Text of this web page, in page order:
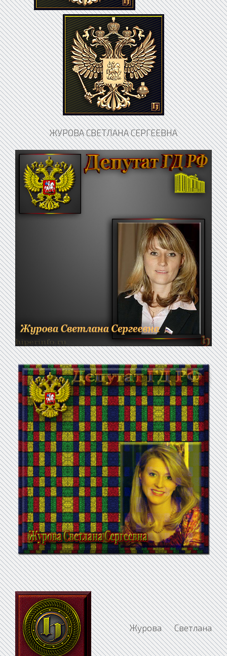
ЖУРОВА СВЕТЛАНА СЕРГЕЕВНА
Журова Светлана Сергеевна Депутат Государственной Думы избран в составе федерального списка кандидатов, выдвинутого Всероссийской политической партией «ЕДИНАЯ РОССИЯ» Дата начала полномочий: 13 марта 2013 года (шестой созыв) Член фракции «ЕДИНАЯ РОССИЯ» Первый заместитель председателя комитета ГД по международным делам Дата рождения: 7 января 1972 года Связь с избирателями в регионах РФ Ленинградская область Образование Российская государственная академия физической культуры (1999) Российская академия государственной службы при Президенте Российской Федерации (2010) Журова Светлана Сергеевна заместитель председателя Государственной думы РФ, депутат Государственной думы пятого созыва, заместитель секретаря президиума генсовета "Единой России" по вопросам взаимодействия с общественными объединениями и работе с молодежью. Родилась 7 января 1972 года в поселке Павлове-на-Неве Ленинградской области. Образование: В 1979 году поступила в среднюю школу г. Кировска Ленинградской области. В 1986 году обучение в Училище олимпийского резерва №2 в Санкт-Петербурге. В 1999 году окончила Российскую Государственную Академию физической культуры. Присуждена степень магистра физической культуры. В 2010 году окончила Академию государственной службы при Президенте Российской Федерации, специализация – «государственное регулирование рыночной экономики». Профессиональная деятельность: C 1988 по 2006 год входила в состав сборной команды России и СССР по скоростному бегу на коньках. Тренер – В.Филиппов. В 1991 году участвуя в первом чемпионате мира по спринтерскому многоборью, заняла 12м на дистанции 500м и по сумме многоборья была 19-я. С 1994 по 1995 год она впервые из российских конькобежцев сумела стать третьей в общем зачете Кубка мира. C 1995 по 2007 год проходила службу в Главном Управлении Федеральной службы исполнения наказаний по Санкт-Петербургу и Ленинградской области. Инструктор отделения профессиональной подготовки. Подполковник внутренней службы (2006 г.). Служба в уголовно-исполнительной системе приостановлена на период осуществления депутатских полномочий. В 1996 году присвоено звание заслуженного мастера спорта. В 2005 году выиграла этап Кубка мира. В 2006 году на Олимпиаде в Турине выиграла золотую медаль в спринтерском забеге на 500 метров. В 2006 году была назначена директором по связям со спортсменами Заявочного комитета "Сочи-2014". С 2006 по 2007 год – директор по работе со спортсменами и олимпийскими послами Заявочного комитета «Сочи-2014», непосредственная участница презентаций Заявки «Сочи 2014», в том числе, в финальной презентации в Гватемале. В 2007 году присвоено звание подполковника внутренней службы. В марте 2007 года - депутат Законодательного Собрания Ленинградской области от партии «Единая Россия», возглавляет постоянную комиссию ЗАКСа по культуре, спорту, физической культуре и молодежной политики. В 2007 году избрана депутатом Государственной Думы Российской Федерации 5 созыва. в составе федерального списка кандидатов, выдвинутого партией «Единая Россия». В декабре 2007 года заместитель председателя Государственной Думы пятого созыва от партии «Единая Россия». Магистр физической культуры. Заслуженный мастер спорта. Многократная чемпионка России (1997, 2000, 2002, 2004, 2005) в спринтерском многоборье. Чемпионка мира на дистанции 500 м. Член Совета при Президенте Российской Федерации по развитию физической культуры и спорта, спорта высших достижений, подготовке и проведению XXII Олимпийских зимних игр и XI Паралимпийских зимних игр 2014 года в г.Сочи. Член Организационного комитета по подготовке и участию российских спортсменов в XXI Олимпийских зимних играх и X и Паралимпийских зимних играх 2010 г. в г. Ванкувере. Член Организационного комитета по подготовке и проведению XXVII Всемирной летней Универсиады 2013 года в г.Казани. Член Организационного комитета «Россия – спортивная держава». Председатель Попечительского совета Фонда поддержки детских программ «Динамо». Награды: Награждена Орденом Почета (2010 г.). Имеет благодарность Президента Российской Федерации за активное участие в работе по обеспечению победы заявки города Сочи на право проведения XXII зимних Олимпийских и XI Паралимпийских игр в 2014 году (2007 г.), а также благодарность Президента Российской Федерации за активное участие в избирательной кампании по выборам Президента Российской Федерации (2008 г.). почетный знак «За заслуги в спорте» I степени ВФСО «Динамо», почетный знак «За честность и неподкупность» Медаль «За службу» III степени Федеральной службы исполнения наказаний. Замужем за теннисистом и тренером Артемием Черненко. Имеет двух сыновей Ярослава и Ивана (2009 г.р.) Данные о доходах (данные ЦИКа за 2007 год) Наименование организации - источника выплаты дохода, общий доход (руб.) ФГУ УК ГУФСИН России по СПб и ЛО 153297,0 Жилые дома (кв.м) Ленинградская область 198,8 Квартиры (кв.м) г. Санкт-Петербург 62 Транспортные средства (вид, марка, модель, год выпуска) автомобиль легковой ГАЗ 33021 (2002 г.) автомобиль легковой Мерседес Бенц Е 200 Компрессор (2005 г.) автомобиль легковой Лексус РХ 350 (2006 г.) Денежные средства, находящиеся на счетах в банках и иных коммерческих организациях (наименование организации, остаток счета (руб.) Банк Санкт-Петербург 826980,4 АКБ РОСБАНК 1622850,75 Сбербанк 1593282,11 Сведения о доходах, об имуществе и обязательствах имущественного характера: за период с 01 января 2009 г. по 31 декабря 2009 г. Общая сумма декларированного годового дохода за 2009 г.(руб.) 2138595,68 земельный участок под индивидуальное жилищное строительство 1269,00 Россия жилой дом 198,80 Россия квартира 57,93 Россия квартира (наём на срок полномочий депутата ГД) 172,50 Россия автомобили легковые: Lexus RX350, Mercedes автомобили грузовые: Газель супруг квартира (общая долевая собственность, 1/4) 43,60 Россия квартира (безвозмездное пользование на срок полномочий депутата ГД) 172,50 Россия ребенок квартира (безвозмездное пользование на срок полномочий депутата ГД) 172,50 Россия ребенок квартира (безвозмездное пользование на срок полномочий депутата ГД) 172,50 Россия Источник - официальный сайт Государственной Думы. Контакты: Телефон в Госдуме: (495) 692-27-35 Факс в Госдуме: (495) 692-86-47 Кабинет: 08-01 Помощники в Государственной Думе: Березуцкая Ольга Николаевна Мельникова Наталья Владимировна Светлана Сергеевна Журова (род. 7 января 1972, Павлово, Кировский район, Ленинградская область) — советская и российская конькобежка, заслуженный мастер спорта России (1996), депутат Государственной Думы Федерального Собрания Российской Федерации 6 созыва (с 13 марта 2013 года), член Совета Федерации Федерального Собрания Российской Федерации — представитель в Совете Федерации от Правительства Кировской области (2012—2013). Член Высшего совета партии «Единая Россия». Пятикратная чемпионка России по спринтерскому многоборью (1997, 2000, 2002, 2004, 2005). Чемпионка мира по спринтерскому многоборью (2006) и на дистанции 500 м (1996). Олимпийская чемпионка 2006 года на дистанции 500 метров (одна из трёх олимпийских чемпионов по конькобежному спорту в истории России наряду со Светланой Бажановой и Александром Голубевым). Член спортивного общества «Динамо». Биография Родилась 7 января 1972 года в посёлке Павлово-на-Неве Ленинградской области. В 1979 году поступила учиться в школу Кировска. В Кировске выбор по спортивным секциям был невелик: конькобежный спорт или художественная гимнастика. Попробовав себя на гимнастическом помосте, Светлана, увлекавшаяся фигурным катанием, пошла заниматься тем, что интереснее — бегом на коньках (за неимением секции фигурного катания). В 1986 году продолжила обучение в Ленинградском училище олимпийского резерва № 2, где активно занималась конькобежным спортом. C 1988 по 2006 гг. входила в состав сборной команды России и СССР по скоростному бегу на коньках. В 1988 году начала работать инструктором по спорту (Госкомспорт СССР). В 1995 году работала в должности младшего инспектора отдела режима и охраны в следственном изоляторе № 4 (СИЗО 47/4 «Лебедевка») Главного управления Федеральной службы исполнения наказаний по Санкт-Петербургу и Ленинградской области. Впоследствии переведена в Управление по Конвоированию, имеет звание подполковника внутренней службы. Спортивная карьера Первая детская победа в 1984 году на первенстве Ленинграда среди девочек младшего возраста. Участвуя в первом чемпионате мира по спринтерскому многоборью в 1991 году, Журова заняла 12-е место на дистанции 500 м и по сумме многоборья была 19-й. На зимних Олимпийских играх 1994 года в Лиллехамере Светлана заняла 7-е место на 500 м и 24-е место на 1000 м. В сезоне 1994/1995 она первой из российских конькобежцев сумела стать третьей в общем зачёте Кубка мира. 1995—1996 гг. Золото на чемпионате мира по отдельным дистанциям 500 м. Золото на спринтерском чемпионате мира на дистанции 500 м. Обладательница Кубка мира в общем зачете на 500 м и победительница 10 этапов Кубка мира 1996—1997 гг. Серебро на спринтерском чемпионате мира на дистанции 500 м. 1997—1998 гг. Серебро на чемпионате мира по отдельным дистанциям 500 м в Калгари. Олимпиада в Нагано — 9 место на 500 м и 12 место на 1000 м. 1998—1999 гг. Серебро на спринтерском чемпионате мира на дистанции 500 м. Серебро на чемпионате мира по отдельным дистанциям 500 м в Херенвейне. Победительница и призер этапов Кубка мира. 1999—2000 гг. Серебро-Бронза на спринтерском чемпионате мира на дистанции 500 м. Серебро на спринтерском чемпионате мира на дистанции 500 м в Нагано. Призер этапов Кубка мира и в общем зачете. 2000—2001 гг. Бронза на чемпионате мира по отдельным дистанциям 500 м в Солт-Лэйк-Сити. Призер кубков мира. 2001—2002 гг. Олимпиада в Солт-Лейк-Сити 500 м 6-7 место и 11 место на 1000 м. Серебро 2002 г. на спринтерском чемпионате Мира на дистанции 500 м. Призер Кубков Мира. 2005—2006 гг. Золото. Олимпийские игры в Турине дистанция 500 м и 6 место на дистанции 1000 м. Золото. Абсолютная Чемпионка мира по спринтерскому многоборью в Херенвейне. Золото и Бронза на спринтерском чемпион